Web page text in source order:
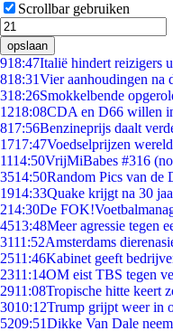
Scrollbar gebruiken
opslaan
918:47Italië hindert reizigers
818:31Vier aanhoudingen na
318:26Smokkelbende
1218:08CDA en D66 willen
817:56Benzineprijs daalt
1717:47Voedselprijzen
1114:50VrijMiBabes #316
3514:50Random Pics van de
1914:33Quake krijgt na 30
214:30De
4513:48Meer agressie tegen
3111:52Amsterdams
2511:46Kabinet geeft
2311:14OM eist TBS tegen
2911:08Tropische hitte keert
3010:12Trump grijpt weer in
5209:51Dikke Van Dale